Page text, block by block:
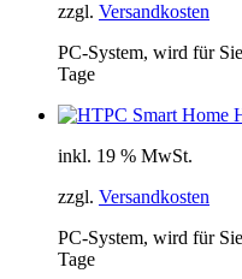
zzgl. Versandkosten
PC-System, wird für
Tage
inkl. 19 % MwSt.
zzgl. Versandkosten
PC-System, wird für
Tage